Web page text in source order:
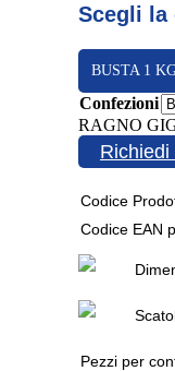
Scegli la
BUSTA 1
Confezioni
RAGNO
Codice
Codice EAN
Pezzi per